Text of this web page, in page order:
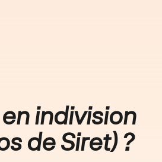
indivision
de Siret) ?